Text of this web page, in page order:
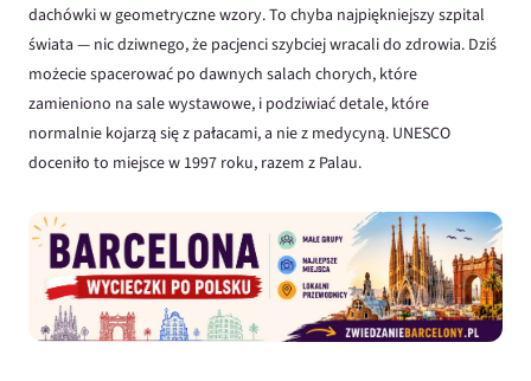
dachówki w geometryczne wzory. To chyba najpiękniejszy szpital
świata — nic dziwnego, że pacjenci szybciej wracali do zdrowia. Dziś
możecie spacerować po dawnych salach chorych, które
zamieniono na sale wystawowe, i podziwiać detale, które
normalnie kojarzą się z pałacami, a nie z medycyną. UNESCO
doceniło to miejsce w 1997 roku, razem z Palau.